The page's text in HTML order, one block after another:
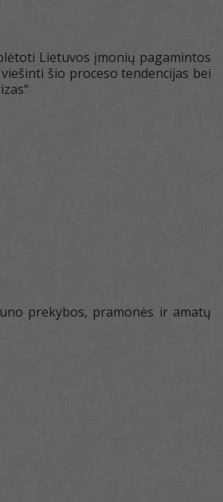
Lietuvos įmonių pagamintos
šio proceso tendencijas bei
prekybos, pramonės ir amatų